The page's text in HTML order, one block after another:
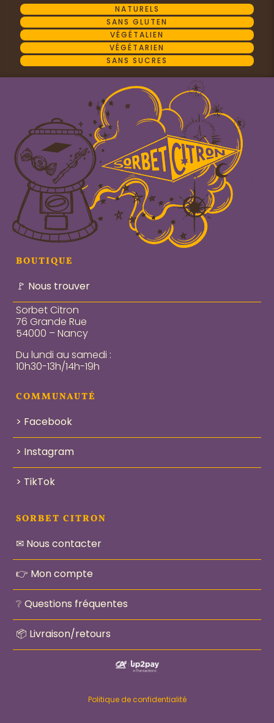
NATURELS
SANS GLUTEN
VÉGÉTALIEN
VÉGÉTARIEN
SANS SUCRES
BOUTIQUE
🚩 Nous trouver
Sorbet Citron
76 Grande Rue
54000 – Nancy
Du lundi au samedi :
10h30-13h/14h-19h
COMMUNAUTÉ
> Facebook
> Instagram
> TikTok
SORBET CITRON
✉ Nous contacter
👉 Mon compte
❔ Questions fréquentes
📦 Livraison/retours
Politique de confidentialité